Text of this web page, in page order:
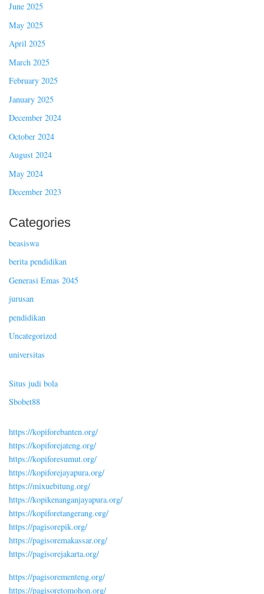
June 2025
May 2025
April 2025
March 2025
February 2025
January 2025
December 2024
October 2024
August 2024
May 2024
December 2023
Categories
beasiswa
berita pendidikan
Generasi Emas 2045
jurusan
pendidikan
Uncategorized
universitas
Situs judi bola
Sbobet88
https://kopiforebanten.org/
https://kopiforejateng.org/
https://kopiforesumut.org/
https://kopiforejayapura.org/
https://mixuebitung.org/
https://kopikenanganjayapura.org/
https://kopiforetangerang.org/
https://pagisorepik.org/
https://pagisoremakassar.org/
https://pagisorejakarta.org/
https://pagisorementeng.org/
https://pagisoretomohon.org/